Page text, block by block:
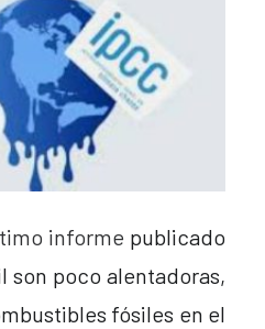
informe publicado
son poco alentadoras,
fósiles en el